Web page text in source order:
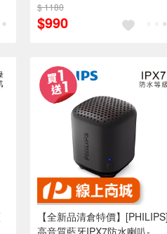
$ 1180
$990
【全新品清倉特價】[PHILIPS]
高音質藍牙IPX7防水喇叭-